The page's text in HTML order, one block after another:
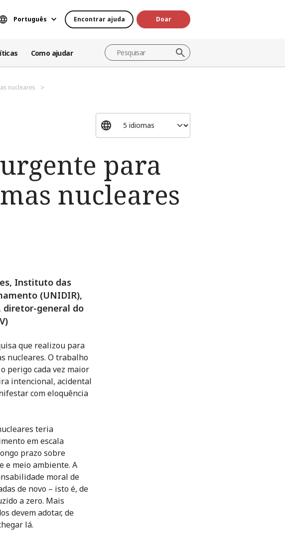
Português Encontrar ajuda Doar
Como ajudar
nucleares
para
nucleares
Instituto das
(UNIDIR),
diretor-general do
que realizou para
nucleares. O trabalho
perigo cada vez maior
intencional, acidental
com eloquência
teria
em escala
prazo sobre
e meio ambiente. A
moral de
de novo – isto é, de
a zero. Mais
devem adotar, de
lá.